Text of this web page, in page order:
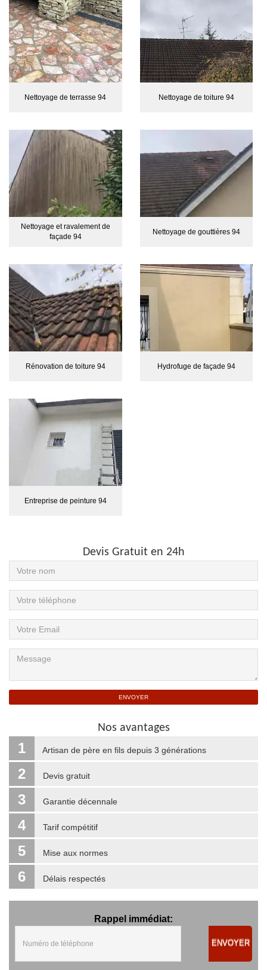
Nettoyage de terrasse 94 Nettoyage de toiture 94
Nettoyage et ravalement de
façade 94
Nettoyage de gouttières 94
Rénovation de toiture 94 Hydrofuge de façade 94
Entreprise de peinture 94
Devis Gratuit en 24h
Nos avantages
1 Artisan de père en fils depuis 3 générations
2 Devis gratuit
3 Garantie décennale
4 Tarif compétitif
5 Mise aux normes
6 Délais respectés
Rappel immédiat:
ENVOYER